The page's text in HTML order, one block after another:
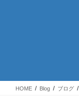
HOME Blog ブログ